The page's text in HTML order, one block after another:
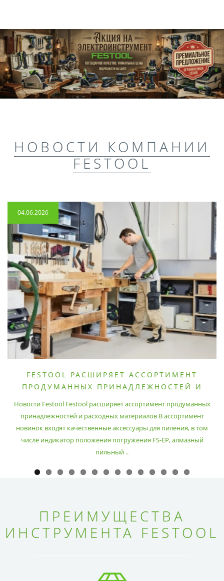
НОВОСТИ КОМПАНИИ
FESTOOL
04.06.2026
FESTOOL РАСШИРЯЕТ АССОРТИМЕНТ
ПРОДУМАННЫХ ПРИНАДЛЕЖНОСТЕЙ И
Новости Festool Festool расширяет ассортимент продуманных
принадлежностей и расходных материалов В ассортимент
новинок входят качественные аксессуары для пиления, в том
числе индикатор положения погружения FS-EP, алмазный
пильный ..
ПРЕИМУЩЕСТВА
ИНСТРУМЕНТА FESTOOL